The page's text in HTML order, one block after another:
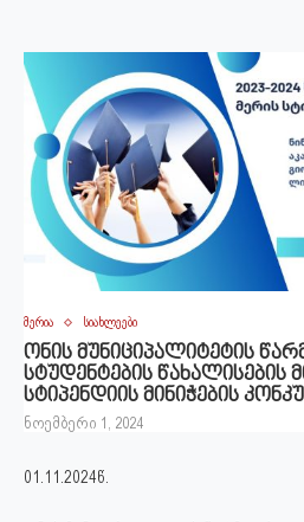
მერია სიახლეები
ონის მუნიციპალიტეტის
სტუდენტების წახალისების
სტიპენდიის მინიჭების
ნოემბერი 1, 2024
01.11.2024წ.